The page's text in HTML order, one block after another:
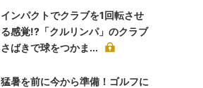
インパクトでクラブを1回転させ
る感覚!?「クルリンパ」のクラブ
さばきで球をつかま...
猛暑を前に今から準備！ゴルフに